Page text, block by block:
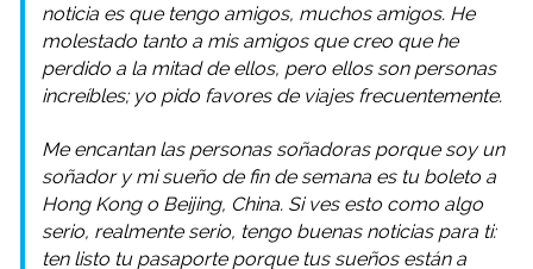
noticia es que tengo amigos, muchos amigos. He
molestado tanto a mis amigos que creo que he
perdido a la mitad de ellos, pero ellos son personas
increíbles; yo pido favores de viajes frecuentemente.
Me encantan las personas soñadoras porque soy un
soñador y mi sueño de fin de semana es tu boleto a
Hong Kong o Beijing, China. Si ves esto como algo
serio, realmente serio, tengo buenas noticias para ti:
ten listo tu pasaporte porque tus sueños están a